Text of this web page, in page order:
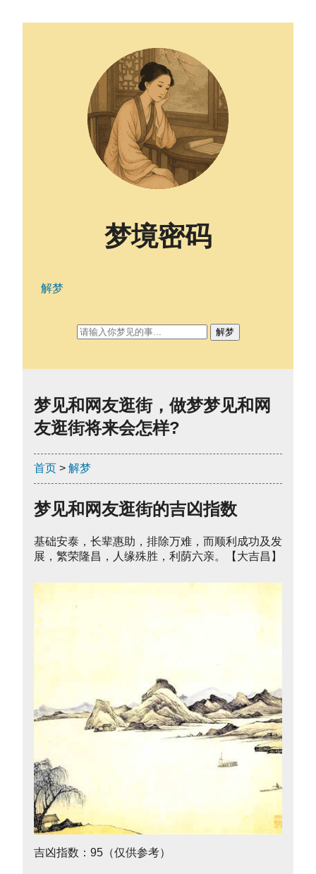
梦见和网友逛街，做梦梦见和网
友逛街将来会怎样?
首页 > 解梦
梦见和网友逛街的吉凶指数
基础安泰，长辈惠助，排除万难，而顺利成功及发
展，繁荣隆昌，人缘殊胜，利荫六亲。【大吉昌】
吉凶指数：95（仅供参考）
梦境密码
解梦
解梦